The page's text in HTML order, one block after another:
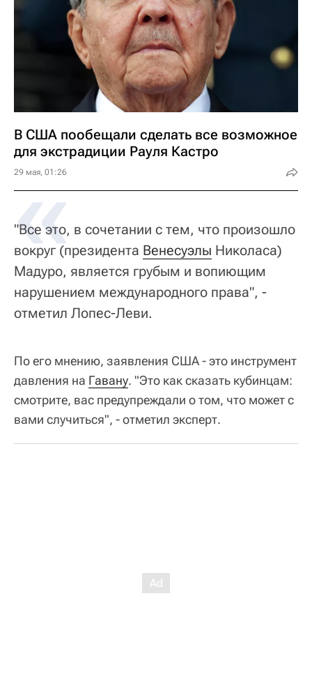
В США пообещали сделать все возможное
для экстрадиции Рауля Кастро
29 мая, 01:26
«
"Все это, в сочетании с тем, что произошло
вокруг (президента Венесуэлы Николаса)
Мадуро, является грубым и вопиющим
нарушением международного права", -
отметил Лопес-Леви.
По его мнению, заявления США - это инструмент
давления на Гавану. "Это как сказать кубинцам:
смотрите, вас предупреждали о том, что может с
вами случиться", - отметил эксперт.